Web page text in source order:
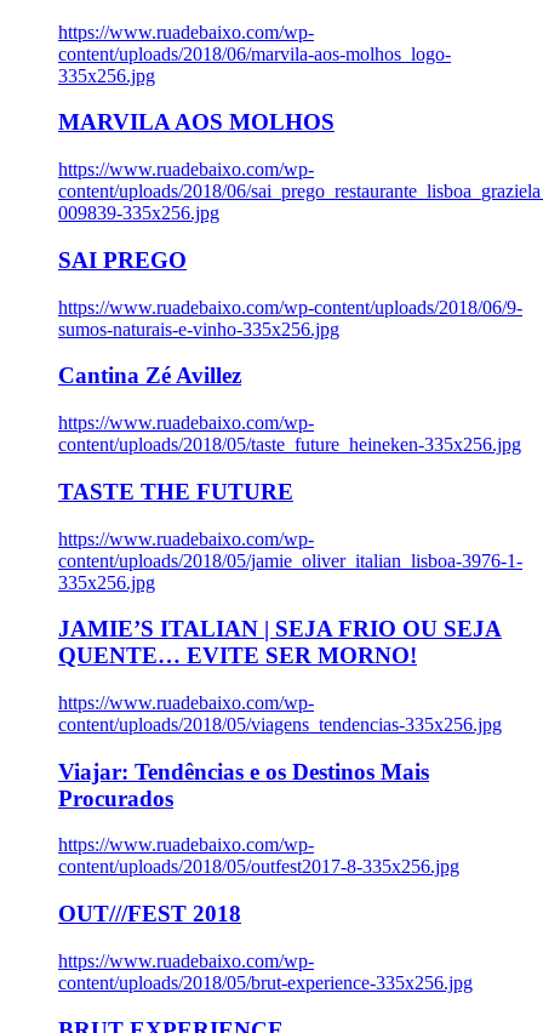
https://www.ruadebaixo.com/wp-
content/uploads/2018/06/marvila-aos-molhos_logo-
335x256.jpg
MARVILA AOS MOLHOS
https://www.ruadebaixo.com/wp-
content/uploads/2018/06/
009839-335x256.jpg
SAI PREGO
https://www.ruadebaixo.com/wp-content/uploads/2018/06/9-
sumos-naturais-e-vinho-335x256.jpg
Cantina Zé Avillez
https://www.ruadebaixo.com/wp-
content/uploads/2018/05/taste_future_heineken-335x256.jpg
TASTE THE FUTURE
https://www.ruadebaixo.com/wp-
content/uploads/2018/05/jamie_oliver_italian_lisboa-3976-1-
335x256.jpg
JAMIE’S ITALIAN | SEJA FRIO OU SEJA
QUENTE… EVITE SER MORNO!
https://www.ruadebaixo.com/wp-
content/uploads/2018/05/viagens_tendencias-335x256.jpg
Viajar: Tendências e os Destinos Mais
Procurados
https://www.ruadebaixo.com/wp-
content/uploads/2018/05/outfest2017-8-335x256.jpg
OUT///FEST 2018
https://www.ruadebaixo.com/wp-
content/uploads/2018/05/brut-experience-335x256.jpg